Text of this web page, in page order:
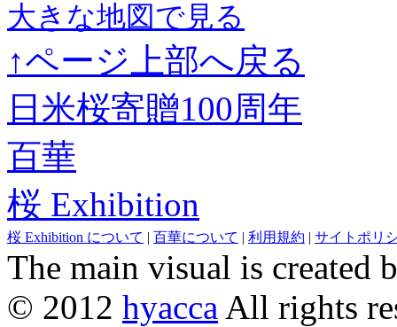
大きな地図で見る
↑ページ上部へ戻る
日米桜寄贈100周年
百華
桜 Exhibition
桜 Exhibition について | 百華について | 利用規約 | サイトポリ
The main visual is created
© 2012 hyacca All rights